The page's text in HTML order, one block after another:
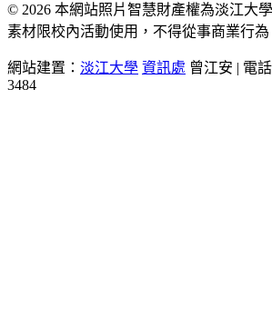
© 2026 本網站照片智慧財產權為淡江大
素材限校內活動使用，不得從事商業行為
網站建置： 淡江大學 資訊處 曾江安 | 電
3484